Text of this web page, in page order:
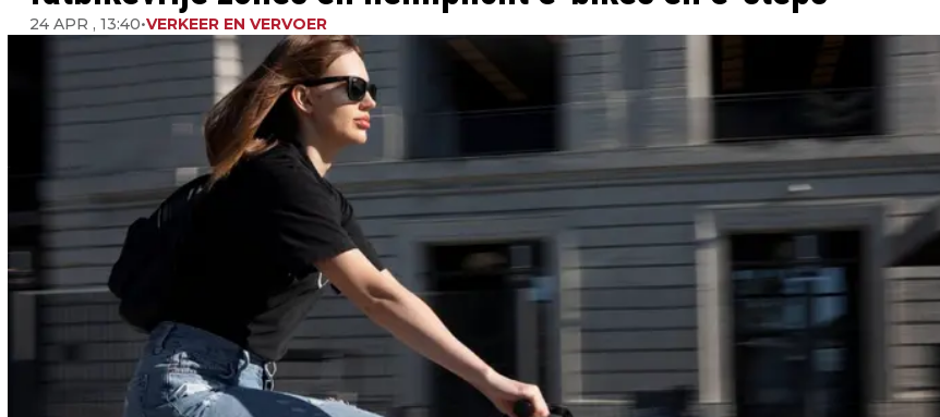
24 APR , 13:40•VERKEER EN VERVOER